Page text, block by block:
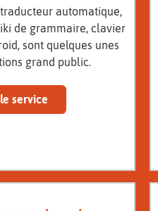
automatique,
de grammaire, clavier
sont quelques unes
grand public.
service